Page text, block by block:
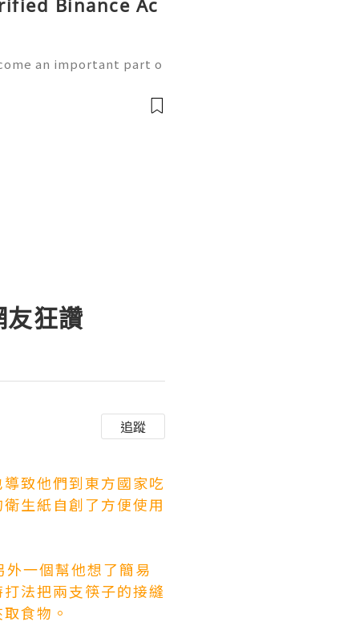
Binance Ac
an important part o
assets. In 2026, use
友狂讚
追蹤
致他們到東方國家吃
生紙自創了方便使用
一個幫他想了簡易
法把兩支筷子的接縫
食物。